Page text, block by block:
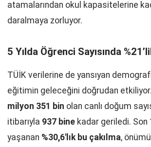
atamalarından okul kapasitelerine
daralmaya zorluyor.
5 Yılda Öğrenci Sayısında
TÜİK verilerine de yansıyan
eğitimin geleceğini doğrudan etkiliyor.
milyon 351 bin olan canlı doğum
itibarıyla 937 bine kadar geriledi. Son
yaşanan %30,6'lık bu çakılma,